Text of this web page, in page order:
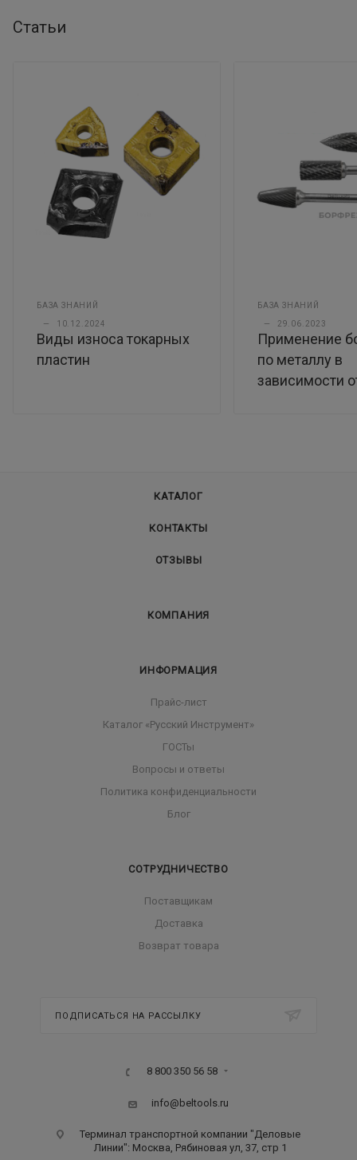
Статьи
БАЗА ЗНАНИЙ
— 10.12.2024
Виды износа токарных
пластин
БАЗА ЗНАНИЙ
— 29.06.2023
Применение
по металлу в
зависимости
КАТАЛОГ
КОНТАКТЫ
ОТЗЫВЫ
КОМПАНИЯ
ИНФОРМАЦИЯ
Прайс-лист
Каталог «Русский Инструмент»
ГОСТы
Вопросы и ответы
Политика конфиденциальности
Блог
СОТРУДНИЧЕСТВО
Поставщикам
Доставка
Возврат товара
ПОДПИСАТЬСЯ НА РАССЫЛКУ
8 800 350 56 58
info@beltools.ru
Терминал транспортной компании "Деловые
Линии": Москва, Рябиновая ул, 37, стр 1